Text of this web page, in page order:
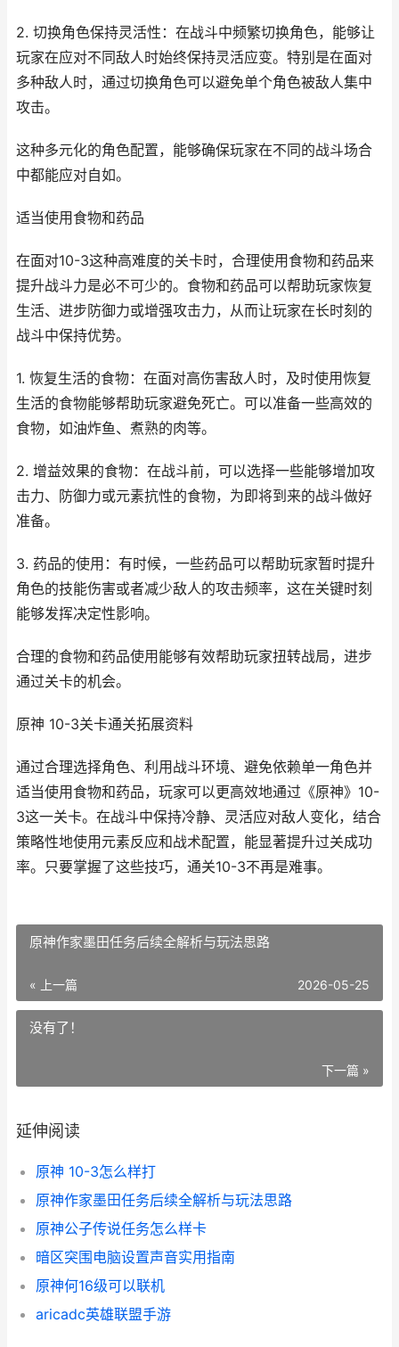
2. 切换角色保持灵活性：在战斗中频繁切换角色，能够让
玩家在应对不同敌人时始终保持灵活应变。特别是在面对
多种敌人时，通过切换角色可以避免单个角色被敌人集中
攻击。
这种多元化的角色配置，能够确保玩家在不同的战斗场合
中都能应对自如。
适当使用食物和药品
在面对10-3这种高难度的关卡时，合理使用食物和药品来
提升战斗力是必不可少的。食物和药品可以帮助玩家恢复
生活、进步防御力或增强攻击力，从而让玩家在长时刻的
战斗中保持优势。
1. 恢复生活的食物：在面对高伤害敌人时，及时使用恢复
生活的食物能够帮助玩家避免死亡。可以准备一些高效的
食物，如油炸鱼、煮熟的肉等。
2. 增益效果的食物：在战斗前，可以选择一些能够增加攻
击力、防御力或元素抗性的食物，为即将到来的战斗做好
准备。
3. 药品的使用：有时候，一些药品可以帮助玩家暂时提升
角色的技能伤害或者减少敌人的攻击频率，这在关键时刻
能够发挥决定性影响。
合理的食物和药品使用能够有效帮助玩家扭转战局，进步
通过关卡的机会。
原神 10-3关卡通关拓展资料
通过合理选择角色、利用战斗环境、避免依赖单一角色并
适当使用食物和药品，玩家可以更高效地通过《原神》10-
3这一关卡。在战斗中保持冷静、灵活应对敌人变化，结合
策略性地使用元素反应和战术配置，能显著提升过关成功
率。只要掌握了这些技巧，通关10-3不再是难事。
原神作家墨田任务后续全解析与玩法思路
« 上一篇 2026-05-25
没有了！
下一篇 »
延伸阅读
原神 10-3怎么样打
原神作家墨田任务后续全解析与玩法思路
原神公子传说任务怎么样卡
暗区突围电脑设置声音实用指南
原神何16级可以联机
aricadc英雄联盟手游